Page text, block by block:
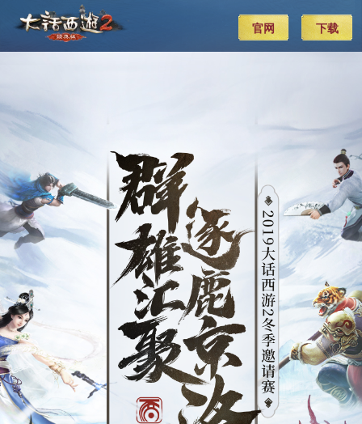
官网 下载
群雄汇
聚，逐
鹿京洛_